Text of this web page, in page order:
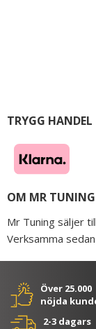
TRYGG HANDEL
OM MR TUNING
Mr Tuning säljer
Verksamma
Över 25.000
nöjda
2-3 dagars